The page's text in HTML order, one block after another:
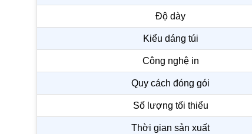
Độ dày
Kiểu dáng túi
Công nghệ in
Quy cách đóng gói
Số lượng tối thiểu
Thời gian sản xuất